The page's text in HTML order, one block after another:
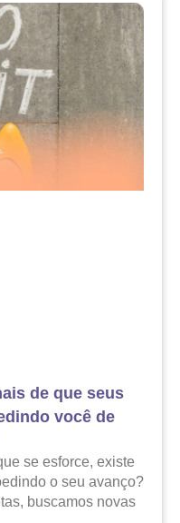
de que seus
você de
se esforce, existe
o seu avanço?
buscamos novas